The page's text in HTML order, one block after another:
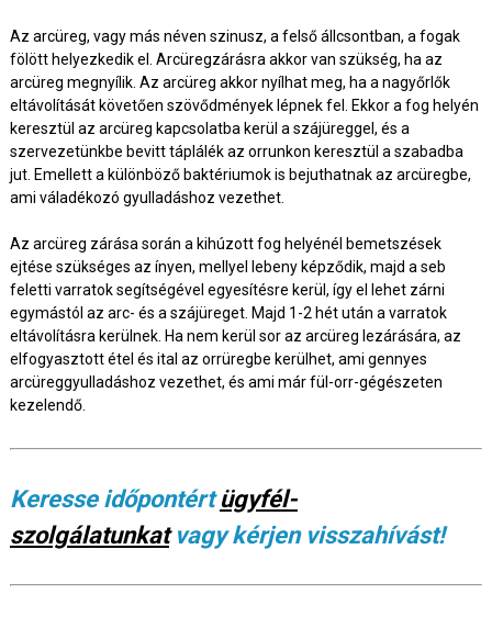
Az arcüreg, vagy más néven szinusz, a felső állcsontban, a fogak
fölött helyezkedik el. Arcüregzárásra akkor van szükség, ha az
arcüreg megnyílik. Az arcüreg akkor nyílhat meg, ha a nagyőrlők
eltávolítását követően szövődmények lépnek fel. Ekkor a fog helyén
keresztül az arcüreg kapcsolatba kerül a szájüreggel, és a
szervezetünkbe bevitt táplálék az orrunkon keresztül a szabadba
jut. Emellett a különböző baktériumok is bejuthatnak az arcüregbe,
ami váladékozó gyulladáshoz vezethet.
Az arcüreg zárása során a kihúzott fog helyénél bemetszések
ejtése szükséges az ínyen, mellyel lebeny képződik, majd a seb
feletti varratok segítségével egyesítésre kerül, így el lehet zárni
egymástól az arc- és a szájüreget. Majd 1-2 hét után a varratok
eltávolításra kerülnek. Ha nem kerül sor az arcüreg lezárására, az
elfogyasztott étel és ital az orrüregbe kerülhet, ami gennyes
arcüreggyulladáshoz vezethet, és ami már fül-orr-gégészeten
kezelendő.
Keresse időpontértügyfél-
szolgálatunkatvagy kérjen visszahívást!